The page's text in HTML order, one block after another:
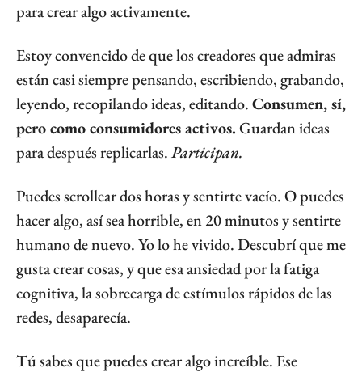
para crear algo activamente.
Estoy convencido de que los creadores que admiras
están casi siempre pensando, escribiendo, grabando,
leyendo, recopilando ideas, editando. Consumen, sí,
pero como consumidores activos. Guardan ideas
para después replicarlas. Participan.
Puedes scrollear dos horas y sentirte vacío. O puedes
hacer algo, así sea horrible, en 20 minutos y sentirte
humano de nuevo. Yo lo he vivido. Descubrí que me
gusta crear cosas, y que esa ansiedad por la fatiga
cognitiva, la sobrecarga de estímulos rápidos de las
redes, desaparecía.
Tú sabes que puedes crear algo increíble. Ese